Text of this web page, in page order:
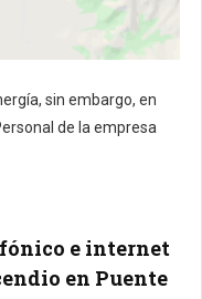
sin embargo, en
de la empresa
e internet
en Puente